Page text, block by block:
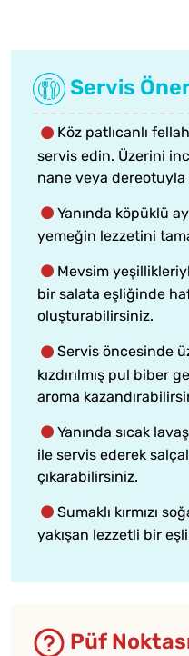
Servis
Köz patlıcanlı
servis edin. Üzerini
nane veya
Yanında köpüklü
yemeğin lezzetini
Mevsim
bir salata eşliğinde
oluşturabilirsiniz.
Servis öncesinde
kızdırılmış pul biber
aroma
Yanında sıcak
ile servis ederek
çıkarabilirsiniz.
Sumaklı kırmızı
yakışan lezzetli bir
Püf